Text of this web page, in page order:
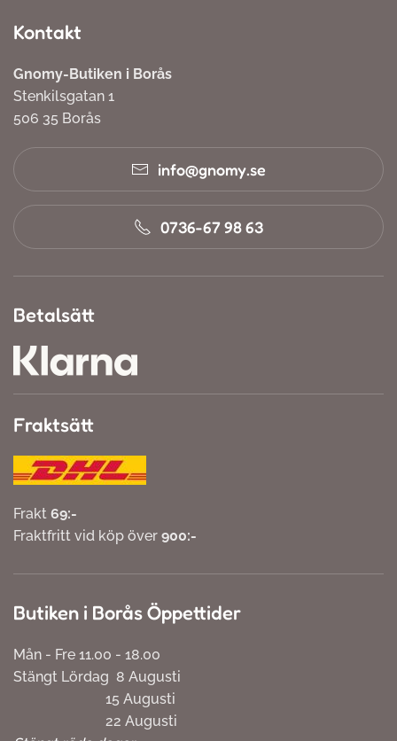
Kontakt
Gnomy-Butiken i Borås
Stenkilsgatan 1
506 35 Borås
info@gnomy.se
0736-67 98 63
Betalsätt
Fraktsätt
Frakt 69:-
Fraktfritt vid köp över 900:-
Butiken i Borås Öppettider
Mån - Fre 11.00 - 18.00
Stängt Lördag 8 Augusti
15 Augusti
22 Augusti